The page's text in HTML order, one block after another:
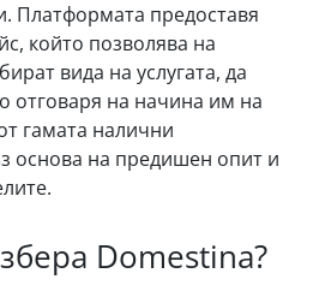
Платформата предоставя
който позволява на
вида на услугата, да
отговаря на начина им на
гамата налични
основа на предишен опит и
Domestina?